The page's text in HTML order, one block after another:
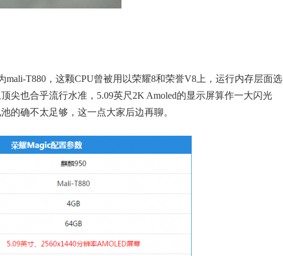
mali-T880，这颗CPU曾被用以荣耀8和荣誉V8上，运行内存层面选
尖也合乎流行水准，5.09英尺2K Amoled的显示屏算作一大闪光
的确不太足够，这一点大家后边再聊。